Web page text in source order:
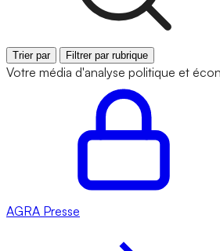
Trier par Filtrer par rubrique
Votre média d'analyse politique et
AGRA Presse